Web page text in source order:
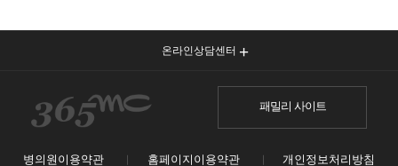
온라인상담센터
패밀리 사이트
병의원이용약관 홈페이지이용약관 개인정보처리방침